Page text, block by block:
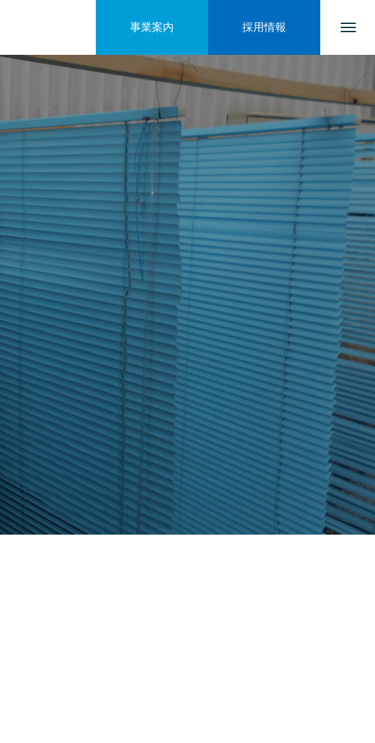
事業案内 採用情報
トップページ
会社を知る
ブログ
地域に貢献する
よこはまグッドバランス企業
採用を知る